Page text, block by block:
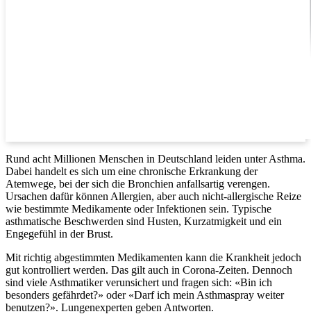
Rund acht Millionen Menschen in Deutschland leiden unter Asthma.
Dabei handelt es sich um eine chronische Erkrankung der
Atemwege, bei der sich die Bronchien anfallsartig verengen.
Ursachen dafür können Allergien, aber auch nicht-allergische Reize
wie bestimmte Medikamente oder Infektionen sein. Typische
asthmatische Beschwerden sind Husten, Kurzatmigkeit und ein
Engegefühl in der Brust.
Mit richtig abgestimmten Medikamenten kann die Krankheit jedoch
gut kontrolliert werden. Das gilt auch in Corona-Zeiten. Dennoch
sind viele Asthmatiker verunsichert und fragen sich: «Bin ich
besonders gefährdet?» oder «Darf ich mein Asthmaspray weiter
benutzen?». Lungenexperten geben Antworten.